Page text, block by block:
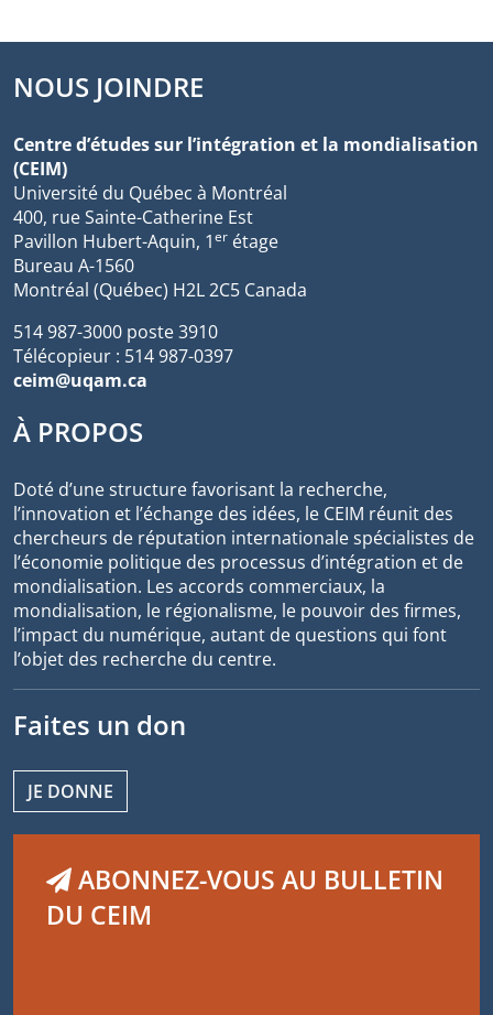
NOUS JOINDRE
Centre d’études sur l’intégration et la mondialisation
(CEIM)
Université du Québec à Montréal
400, rue Sainte-Catherine Est
Pavillon Hubert-Aquin, 1er étage
Bureau A-1560
Montréal (Québec) H2L 2C5 Canada
514 987-3000 poste 3910
Télécopieur : 514 987-0397
ceim@uqam.ca
À PROPOS
Doté d’une structure favorisant la recherche,
l’innovation et l’échange des idées, le CEIM réunit des
chercheurs de réputation internationale spécialistes de
l’économie politique des processus d’intégration et de
mondialisation. Les accords commerciaux, la
mondialisation, le régionalisme, le pouvoir des firmes,
l’impact du numérique, autant de questions qui font
l’objet des recherche du centre.
Faites un don
JE DONNE
ABONNEZ-VOUS AU BULLETIN
DU CEIM